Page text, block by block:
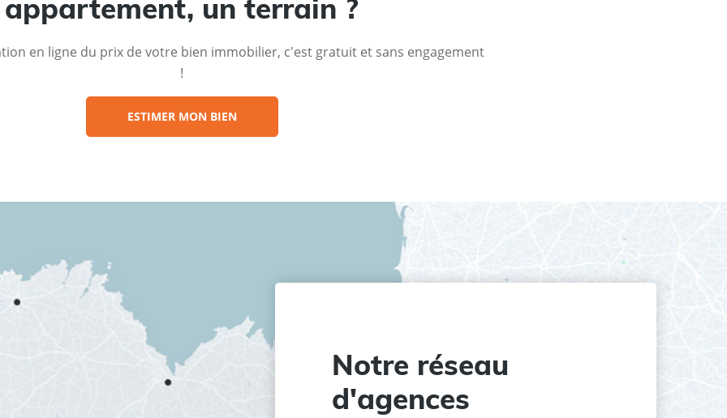
appartement, un terrain ?
en ligne du prix de votre bien immobilier, c'est gratuit et sans engagement
!
ESTIMER MON BIEN
Notre réseau
d'agences